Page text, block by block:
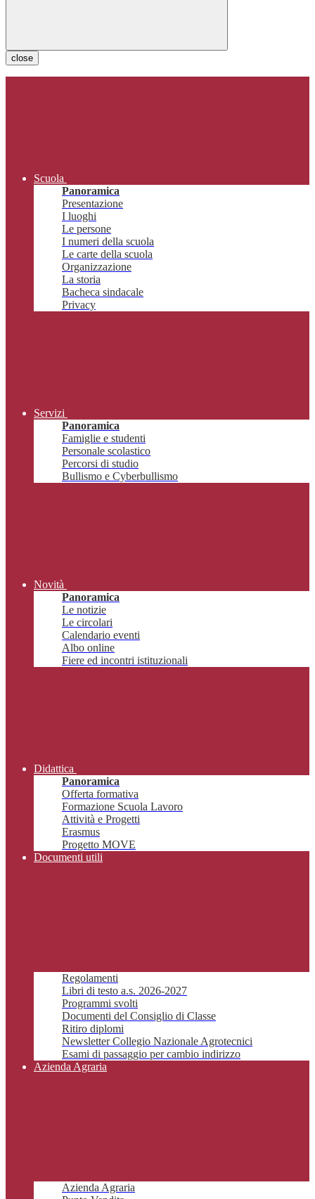
close
Scuola
Panoramica
Presentazione
I luoghi
Le persone
I numeri della scuola
Le carte della scuola
Organizzazione
La storia
Bacheca sindacale
Privacy
Servizi
Panoramica
Famiglie e studenti
Personale scolastico
Percorsi di studio
Bullismo e Cyberbullismo
Novità
Panoramica
Le notizie
Le circolari
Calendario eventi
Albo online
Fiere ed incontri istituzionali
Didattica
Panoramica
Offerta formativa
Formazione Scuola Lavoro
Attività e Progetti
Erasmus
Progetto MOVE
Documenti utili
Regolamenti
Libri di testo a.s. 2026-2027
Programmi svolti
Documenti del Consiglio di Classe
Ritiro diplomi
Newsletter Collegio Nazionale Agrotecnici
Esami di passaggio per cambio indirizzo
Azienda Agraria
Azienda Agraria